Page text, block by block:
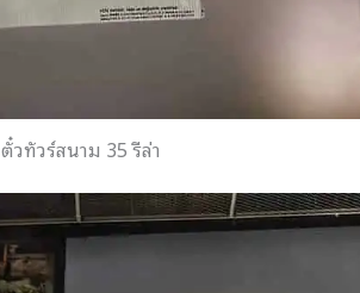
ตั๋วทัวร์สนาม 35 รีล่า